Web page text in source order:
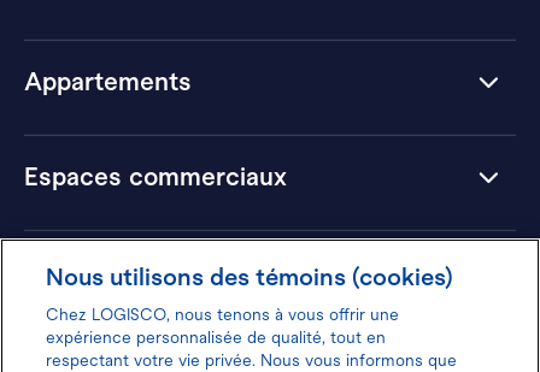
Appartements
Espaces commerciaux
Hôtels
Nous utilisons des témoins (cookies)
Chez LOGISCO, nous tenons à vous offrir une
expérience personnalisée de qualité, tout en
respectant votre vie privée. Nous vous informons que